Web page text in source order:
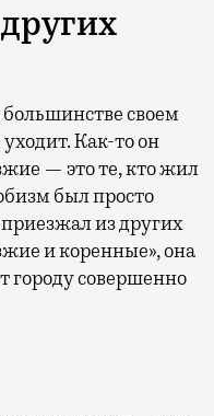
своем
Как-то он
— это те, кто жил
был просто
из других
и коренные», она
городу совершенно